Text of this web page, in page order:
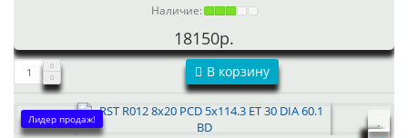
Наличие:
18150р.
В корзину
Лидер продаж!